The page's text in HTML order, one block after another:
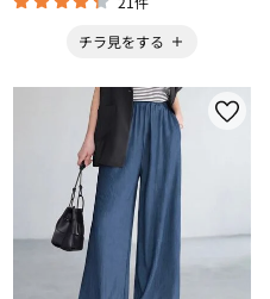
チラ見をする